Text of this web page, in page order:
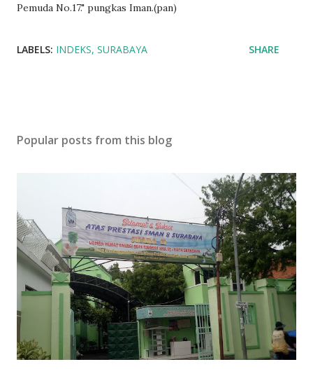
Pemuda No.17." pungkas Iman.(pan)
LABELS: INDEKS SURABAYA SHARE
Popular posts from this blog